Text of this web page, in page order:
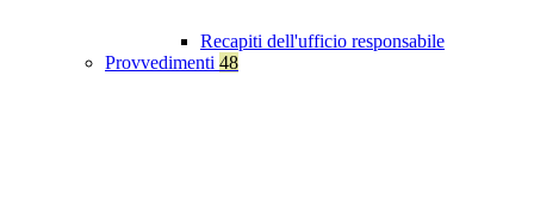
Recapiti dell'ufficio responsabile
Provvedimenti 48